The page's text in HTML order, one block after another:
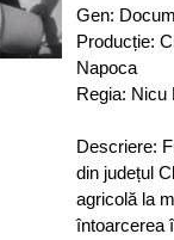
Gen:
Producție:
Napoca
Regia: Nicu
Descriere:
din județul
agricolă la
întoarcerea